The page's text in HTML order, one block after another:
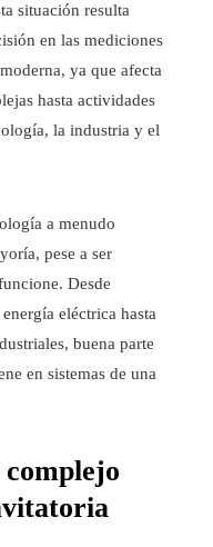
situación resulta
en las mediciones
ya que afecta
hasta actividades
la industria y el
a menudo
pese a ser
Desde
eléctrica hasta
buena parte
en sistemas de una